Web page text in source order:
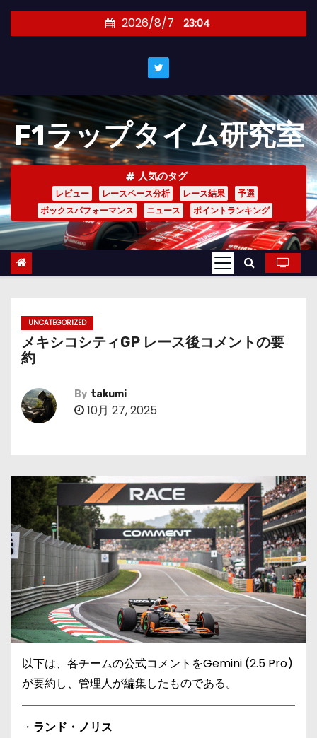
キ
ッ
プ
2026/8/7 23:04
F1ラップタイム研究室
人気のタグ
レビュー レースペース分析 レース結果
予選
ボックスパフォーマンス
ニュース ポイントランキング
UNCATEGORIZED
メキシコシティGP レース後コメントの要
約
By takumi
10月 27, 2025
以下は、各チームの公式コメントをGemini (2.5 Pro)
が要約し、管理人が編集したものである。
・ ランド・ノリス